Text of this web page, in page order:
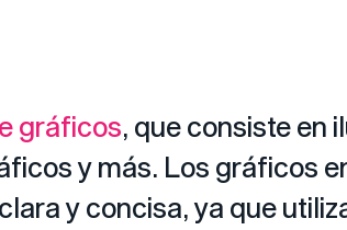
gráficos, que consiste en
y más. Los gráficos
y concisa, ya que